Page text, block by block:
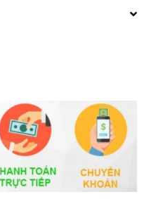
trong clear candy